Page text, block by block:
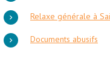
Relaxe générale à
Documents abusifs